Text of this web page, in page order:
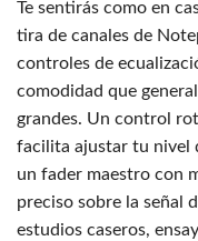
Te sentirás como en
tira de canales de
controles de
comodidad que
grandes. Un control
facilita ajustar tu nivel
un fader maestro con
preciso sobre la señal
estudios caseros,